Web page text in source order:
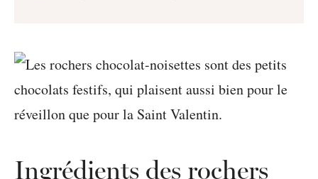
Ingrédients des rochers